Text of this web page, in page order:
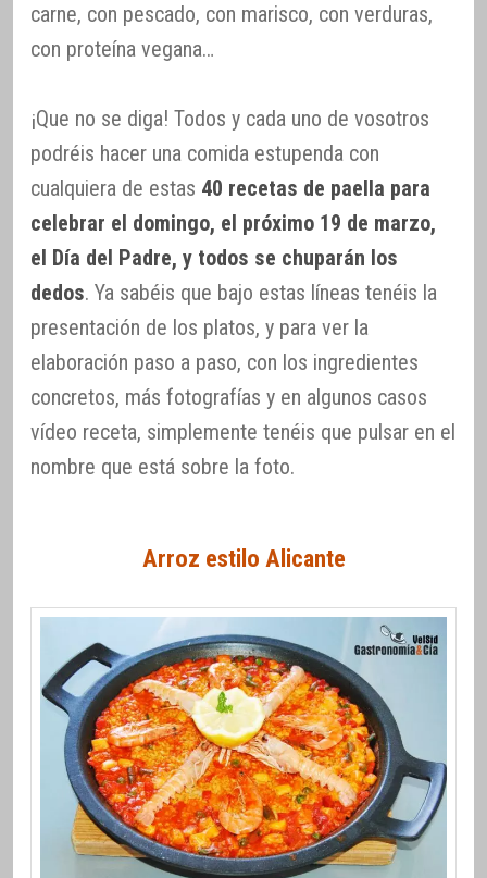
carne, con pescado, con marisco, con verduras,
con proteína vegana…
¡Que no se diga! Todos y cada uno de vosotros
podréis hacer una comida estupenda con
cualquiera de estas 40 recetas de paella para
celebrar el domingo, el próximo 19 de marzo,
el Día del Padre, y todos se chuparán los
dedos. Ya sabéis que bajo estas líneas tenéis la
presentación de los platos, y para ver la
elaboración paso a paso, con los ingredientes
concretos, más fotografías y en algunos casos
vídeo receta, simplemente tenéis que pulsar en el
nombre que está sobre la foto.
Arroz estilo Alicante